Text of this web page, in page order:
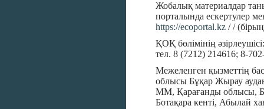
Жобалық материалдар
порталында ескертулер
https://ecoportal.kz / /
ҚОҚ бөлімінің
тел. 8 (7212) 214616; 8-
Межеленген қызметтің
облысы Бұқар Жырау
ММ, Қарағанды облысы,
Ботақара кенті, Абылай